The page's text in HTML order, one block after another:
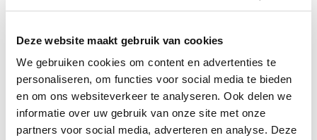
Deze website maakt gebruik van cookies
We gebruiken cookies om content en advertenties te
personaliseren, om functies voor social media te bieden
en om ons websiteverkeer te analyseren. Ook delen we
informatie over uw gebruik van onze site met onze
partners voor social media, adverteren en analyse. Deze